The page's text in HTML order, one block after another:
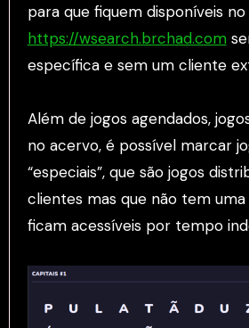
para que fiquem disponíveis
https://wsearch.brchad.com
específica e sem um cliente
Além de jogos agendados,
no acervo, é possível marcar
“especiais”, que são jogos
clientes mas que não tem
ficam acessíveis por tempo